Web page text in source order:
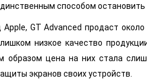
способом
GT Advanced продаст
низкое качество
образом цена на них стала
экранов своих устройств.